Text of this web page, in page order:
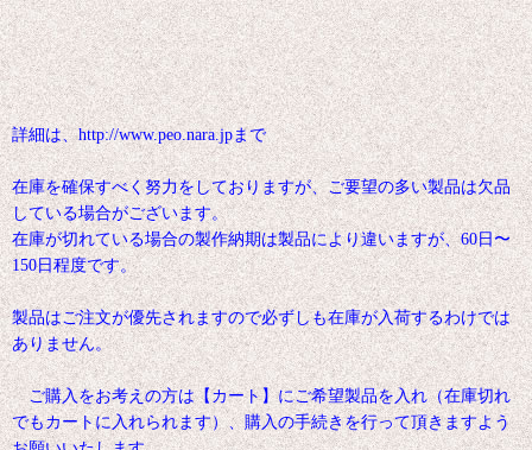
詳細は、http://www.peo.nara.jpまで
在庫を確保すべく努力をしておりますが、ご要望の多い製品は欠品
している場合がございます。
在庫が切れている場合の製作納期は製品により違いますが、60日〜
150日程度です。
製品はご注文が優先されますので必ずしも在庫が入荷するわけでは
ありません。
ご購入をお考えの方は【カート】にご希望製品を入れ（在庫切れ
でもカートに入れられます）、購入の手続きを行って頂きますよう